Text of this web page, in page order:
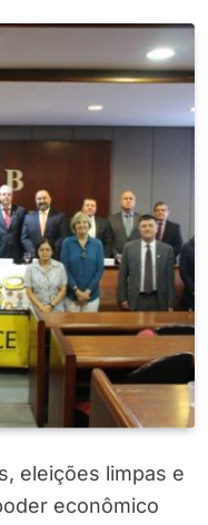
eleições limpas e
econômico